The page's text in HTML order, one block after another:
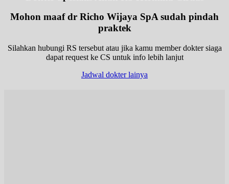
Mohon maaf dr Richo Wijaya SpA sudah pindah
praktek
Silahkan hubungi RS tersebut atau jika kamu member dokter siaga
dapat request ke CS untuk info lebih lanjut
Jadwal dokter lainya